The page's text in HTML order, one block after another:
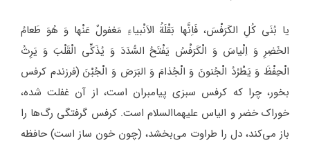
یا بُنَی کُلِ الکَرَفْسَ، فَاِنَّها بَقْلَةُ الاَنْبیاءِ مَغفولٌ عَنْها وَ هُوَ طَعامُ
الخَضِرِ وَ اِلْیاسَ وَ الْکَرَفْسُ یَفْتَحُ السُّدَدَ وَ یُذَکِّی الْقَلْبَ وَ یَرِثُ
الْحِفْظَ وَ یَطْرُدُ الْجُنونَ وَ الْجُذامَ وَ البَرَصَ وَ الْجُبْنَ (فرزندم کرفس
بخور، چرا که کرفس سبزی پیامبران است، از آن غفلت شده،
خوراک خضر و الیاس علیهماالسلام است. کرفس گرفتگی رگ‌ها را
باز می‌کند، دل را طراوت می‌بخشد، (چون خون ساز است) حافظه